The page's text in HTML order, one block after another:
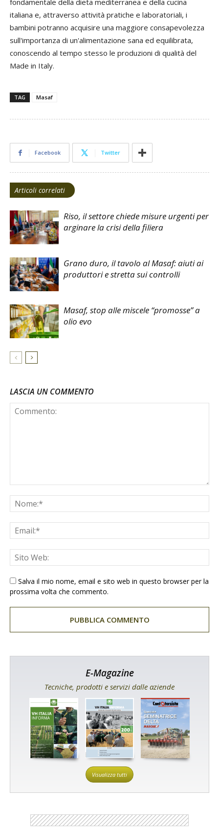
italiana e, attraverso attività pratiche e laboratoriali, i
bambini potranno acquisire una maggiore consapevolezza
sull'importanza di un'alimentazione sana ed equilibrata,
conoscendo al tempo stesso le produzioni di qualità del
Made in Italy.
TAG Masaf
Facebook Twitter
Articoli correlati
Riso, il settore chiede misure urgenti per
arginare la crisi della filiera
Grano duro, il tavolo al Masaf: aiuti ai
produttori e stretta sui controlli
Masaf, stop alle miscele “promosse” a
olio evo
LASCIA UN COMMENTO
Salva il mio nome, email e sito web in questo browser per la
prossima volta che commento.
E-Magazine
Tecniche, prodotti e servizi dalle aziende
Visualizza tutti